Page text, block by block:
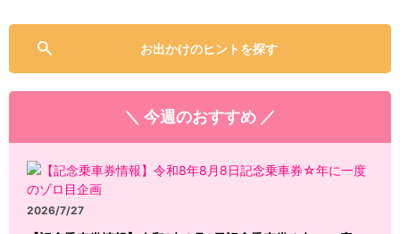
お出かけのヒントを探す
＼ 今週のおすすめ ／
2026/7/27